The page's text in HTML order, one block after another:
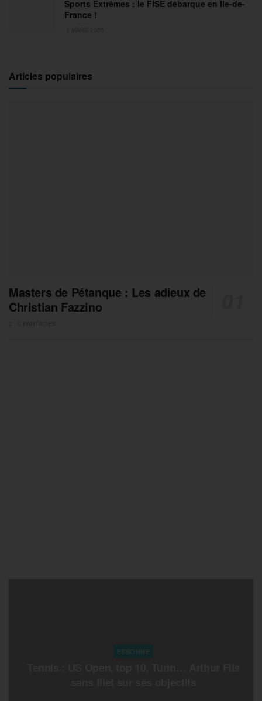
Sports Extrêmes : le FISE débarque en Ile-de-
France !
Articles populaires
Masters de Pétanque : Les adieux de
Christian Fazzino
ESSONNE